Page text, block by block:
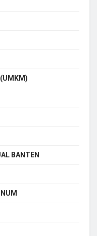
(UMKM)
BANTEN